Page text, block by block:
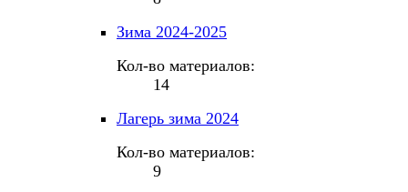
Зима 2024-2025
Кол-во материалов:
14
Лагерь зима 2024
Кол-во материалов:
9